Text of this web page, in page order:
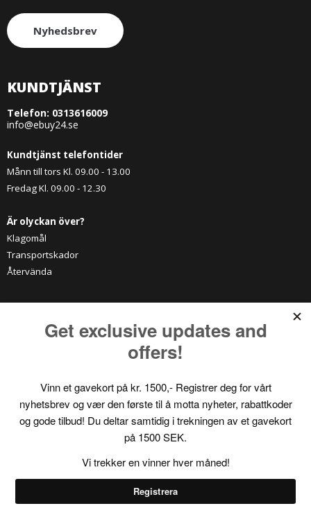
Nyhedsbrev
KUNDTJÄNST
Telefon: 0313616009
info@ebuy24.se
Kundtjänst telefontider
Månn till tors Kl. 09.00 - 13.00
Fredag Kl. 09.00 - 12.30
Är olyckan över?
Klagomål
Transportskador
Återvända
KATEGORIER
Vitrinskåp
Skänkar
Byrå